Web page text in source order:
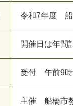
令和7年度 船
開催日は年間
受付 午前9
主催 船橋市